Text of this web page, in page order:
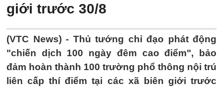
giới trước 30/8
(VTC News) - Thủ tướng chỉ đạo phát động
"chiến dịch 100 ngày đêm cao điểm", bảo
đảm hoàn thành 100 trường phổ thông nội trú
liên cấp thí điểm tại các xã biên giới trước